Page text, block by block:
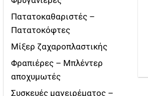
Πατατοκαθαριστές –
Πατατοκόφτες
Μίξερ ζαχαροπλαστικής
Φραπιέρες – Μπλέντερ
αποχυμωτές
Συσκευές μαγειρέματος –